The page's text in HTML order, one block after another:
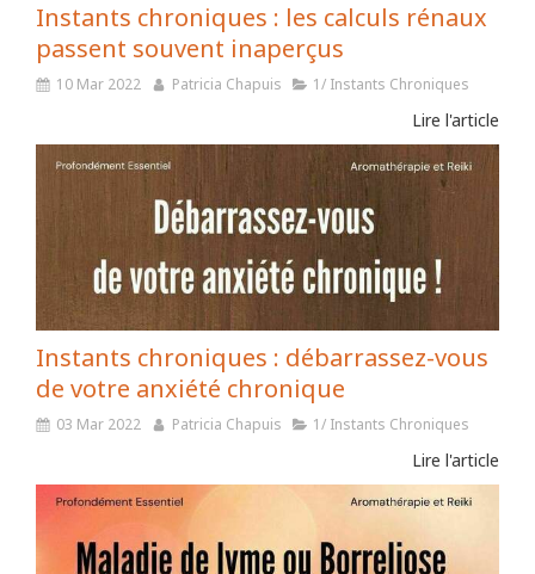
Instants chroniques : les calculs rénaux
passent souvent inaperçus
10 Mar 2022 Patricia Chapuis 1/ Instants Chroniques
Lire l'article
Instants chroniques : débarrassez-vous
de votre anxiété chronique
03 Mar 2022 Patricia Chapuis 1/ Instants Chroniques
Lire l'article